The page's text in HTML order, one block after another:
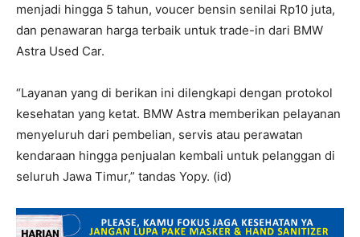
menjadi hingga 5 tahun, voucer bensin senilai Rp10 juta,
dan penawaran harga terbaik untuk trade-in dari BMW
Astra Used Car.
“Layanan yang di berikan ini dilengkapi dengan protokol
kesehatan yang ketat. BMW Astra memberikan pelayanan
menyeluruh dari pembelian, servis atau perawatan
kendaraan hingga penjualan kembali untuk pelanggan di
seluruh Jawa Timur,” tandas Yopy. (id)